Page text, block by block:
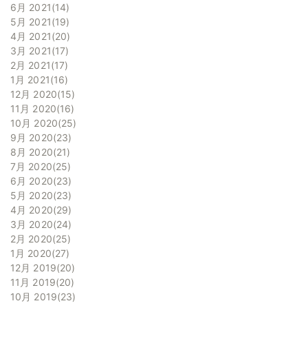
6月 2021 14
5月 2021 19
4月 2021 20
3月 2021 17
2月 2021 17
1月 2021 16
12月 2020 15
11月 2020 16
10月 2020 25
9月 2020 23
8月 2020 21
7月 2020 25
6月 2020 23
5月 2020 23
4月 2020 29
3月 2020 24
2月 2020 25
1月 2020 27
12月 2019 20
11月 2019 20
10月 2019 23